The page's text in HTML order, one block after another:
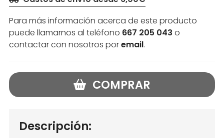
Para más información acerca de este producto
puede llamarnos al teléfono 667 205 043 o
contactar con nosotros poremail.
COMPRAR
Descripción: